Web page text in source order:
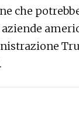
che